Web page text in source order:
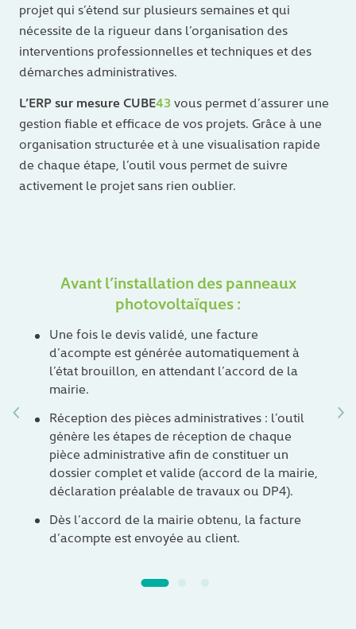
projet qui s’étend sur plusieurs semaines et qui
nécessite de la rigueur dans l’organisation des
interventions professionnelles et techniques et des
démarches administratives.
L’ERP sur mesure CUBE43 vous permet d’assurer une
gestion fiable et efficace de vos projets. Grâce à une
organisation structurée et à une visualisation rapide
de chaque étape, l’outil vous permet de suivre
activement le projet sans rien oublier.
Avant l’installation des panneaux
photovoltaïques :
Une fois le devis validé, une facture
d’acompte est générée automatiquement à
l’état brouillon, en attendant l’accord de la
mairie.
Réception des pièces administratives : l’outil
génère les étapes de réception de chaque
pièce administrative afin de constituer un
dossier complet et valide (accord de la mairie,
déclaration préalable de travaux ou DP4).
Dès l’accord de la mairie obtenu, la facture
d’acompte est envoyée au client.